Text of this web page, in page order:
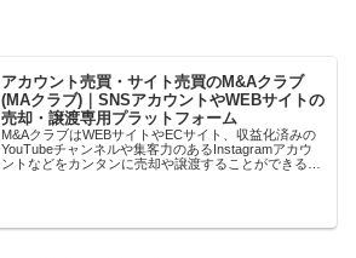
アカウント売買・サイト売買のM&Aクラブ
(MAクラブ)｜SNSアカウントやWEBサイトの
売却・譲渡専用プラットフォーム
M&AクラブはWEBサイトやECサイト、収益化済みの
YouTubeチャンネルや集客力のあるInstagramアカウ
ントなどをカンタンに売却や譲渡することができるプ